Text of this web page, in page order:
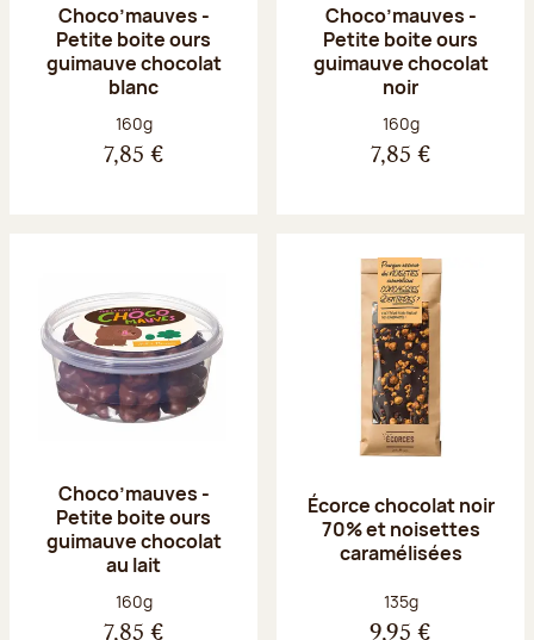
Choco’mauves -
Petite boite ours
guimauve chocolat
blanc
Poids net :
160g
7,85 €
Choco’mauves -
Petite boite ours
guimauve chocolat
noir
Poids net :
160g
7,85 €
Choco’mauves -
Petite boite ours
guimauve chocolat
au lait
Poids net :
160g
7,85 €
Écorce chocolat noir
70% et noisettes
caramélisées
Poids net :
135g
9,95 €